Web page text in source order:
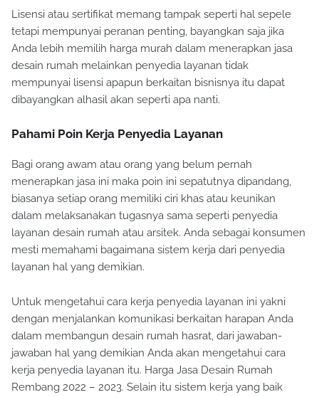
Lisensi atau sertifikat memang tampak seperti hal sepele
tetapi mempunyai peranan penting, bayangkan saja jika
Anda lebih memilih harga murah dalam menerapkan jasa
desain rumah melainkan penyedia layanan tidak
mempunyai lisensi apapun berkaitan bisnisnya itu dapat
dibayangkan alhasil akan seperti apa nanti.
Pahami Poin Kerja Penyedia Layanan
Bagi orang awam atau orang yang belum pernah
menerapkan jasa ini maka poin ini sepatutnya dipandang,
biasanya setiap orang memiliki ciri khas atau keunikan
dalam melaksanakan tugasnya sama seperti penyedia
layanan desain rumah atau arsitek. Anda sebagai konsumen
mesti memahami bagaimana sistem kerja dari penyedia
layanan hal yang demikian.
Untuk mengetahui cara kerja penyedia layanan ini yakni
dengan menjalankan komunikasi berkaitan harapan Anda
dalam membangun desain rumah hasrat, dari jawaban-
jawaban hal yang demikian Anda akan mengetahui cara
kerja penyedia layanan itu. Harga Jasa Desain Rumah
Rembang 2022 – 2023. Selain itu sistem kerja yang baik